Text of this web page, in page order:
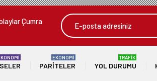
Çumra
PARITELER
EKONOMİ
YOL DURUMU
TRAFİK